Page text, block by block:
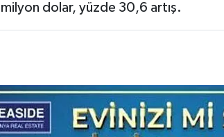
dolar, yüzde 30,6 artış.